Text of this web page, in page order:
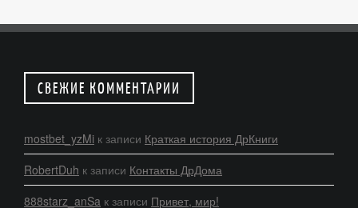
СВЕЖИЕ КОММЕНТАРИИ
mostbet_yzMi к записи Краткая история ДрКниги
RobertDuh к записи Контакты ДрДома
888starz_anSa к записи Привет, мир!